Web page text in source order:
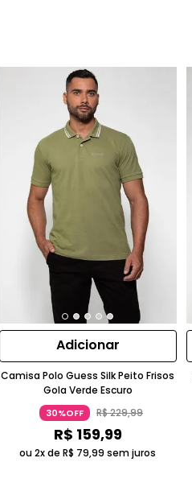
Adicionar
Camisa Polo Guess Silk Peito Frisos
Gola Verde Escuro
30%OFF R$229,99
R$ 159,99
ou 2x deR$ 79,99 sem juros